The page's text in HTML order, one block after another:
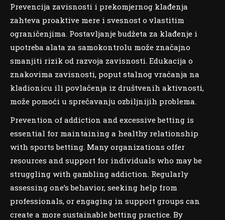
Prevencija zavisnosti i prekomjernog klađenja
zahteva proaktive mere i svesnost o vlastitim
ograničenjima. Postavljanje budžeta za klađenje i
upotreba alata za samokontrolu može značajno
smanjiti rizik od razvoja zavisnosti. Edukacija o
znakovima zavisnosti, poput stalnog vraćanja na
kladionicu ili povlačenja iz društvenih aktivnosti,
može pomoći u sprečavanju ozbiljnijih problema.
Prevention of addiction and excessive betting is
essential for maintaining a healthy relationship
with sports betting. Many organizations offer
resources and support for individuals who may be
struggling with gambling addiction. Regularly
assessing one’s behavior, seeking help from
professionals, or engaging in support groups can
create a more sustainable betting practice. By